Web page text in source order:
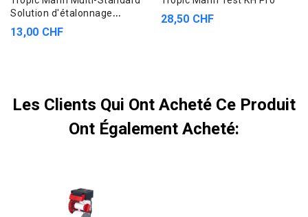
Solution d'étalonnage
multitest
13,00 CHF
28,50 CHF
Les Clients Qui Ont Acheté Ce Produit
Ont Également Acheté: